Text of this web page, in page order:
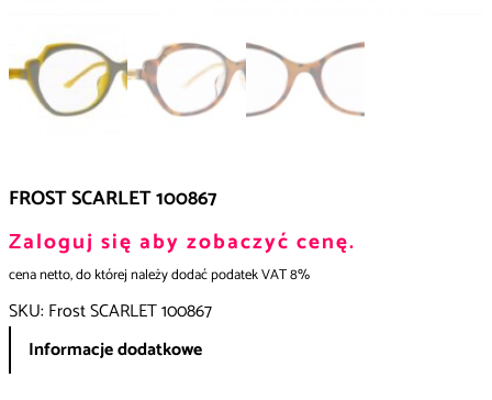
FROST SCARLET 100867
Zaloguj się aby zobaczyć cenę.
cena netto, do której należy dodać podatek VAT 8%
SKU: Frost SCARLET 100867
Informacje dodatkowe